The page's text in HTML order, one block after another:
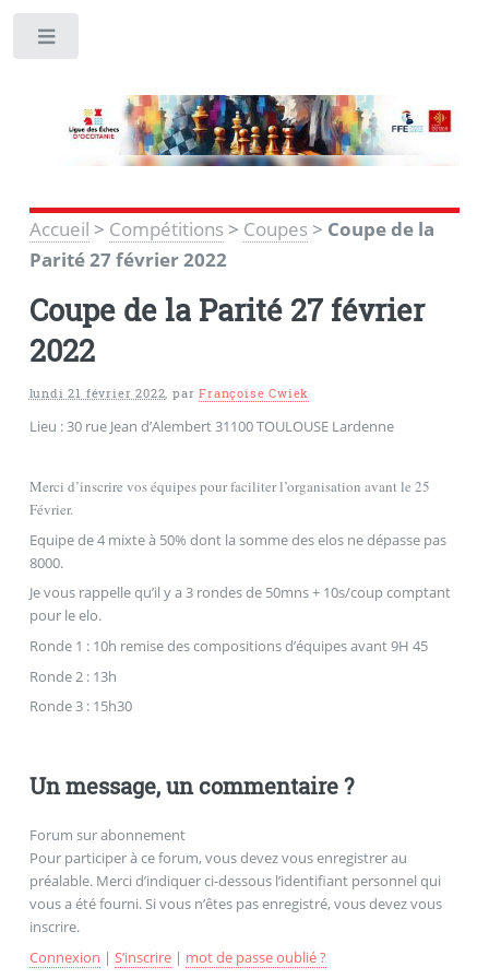
Accueil > Compétitions> Coupes> Coupe de la
Parité 27 février 2022
Coupe de la Parité 27 février
2022
lundi 21 février 2022,parFrançoise Cwiek
Lieu : 30 rue Jean d’Alembert 31100 TOULOUSE Lardenne
Merci d’inscrire vos équipes pour faciliter l’organisation avant le 25
Février.
Equipe de 4 mixte à 50% dont la somme des elos ne dépasse pas
8000.
Je vous rappelle qu’il y a 3 rondes de 50mns + 10s/coup comptant
pour le elo.
Ronde 1 : 10h remise des compositions d’équipes avant 9H 45
Ronde 2 : 13h
Ronde 3 : 15h30
Un message, un commentaire ?
Forum sur abonnement
Pour participer à ce forum, vous devez vous enregistrer au
préalable. Merci d’indiquer ci-dessous l’identifiant personnel qui
vous a été fourni. Si vous n’êtes pas enregistré, vous devez vous
inscrire.
Connexion | S’inscrire| mot de passe oublié ?